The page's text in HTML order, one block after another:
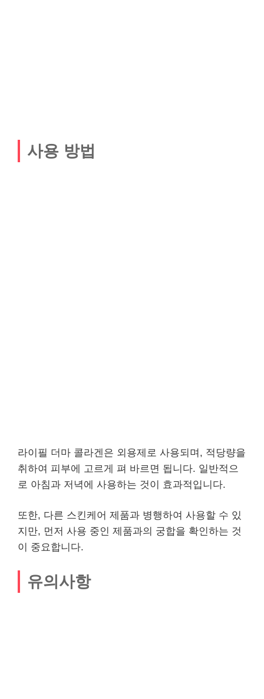
사용 방법
라이필 더마 콜라겐은 외용제로 사용되며, 적당량을
취하여 피부에 고르게 펴 바르면 됩니다. 일반적으
로 아침과 저녁에 사용하는 것이 효과적입니다.
또한, 다른 스킨케어 제품과 병행하여 사용할 수 있
지만, 먼저 사용 중인 제품과의 궁합을 확인하는 것
이 중요합니다.
유의사항